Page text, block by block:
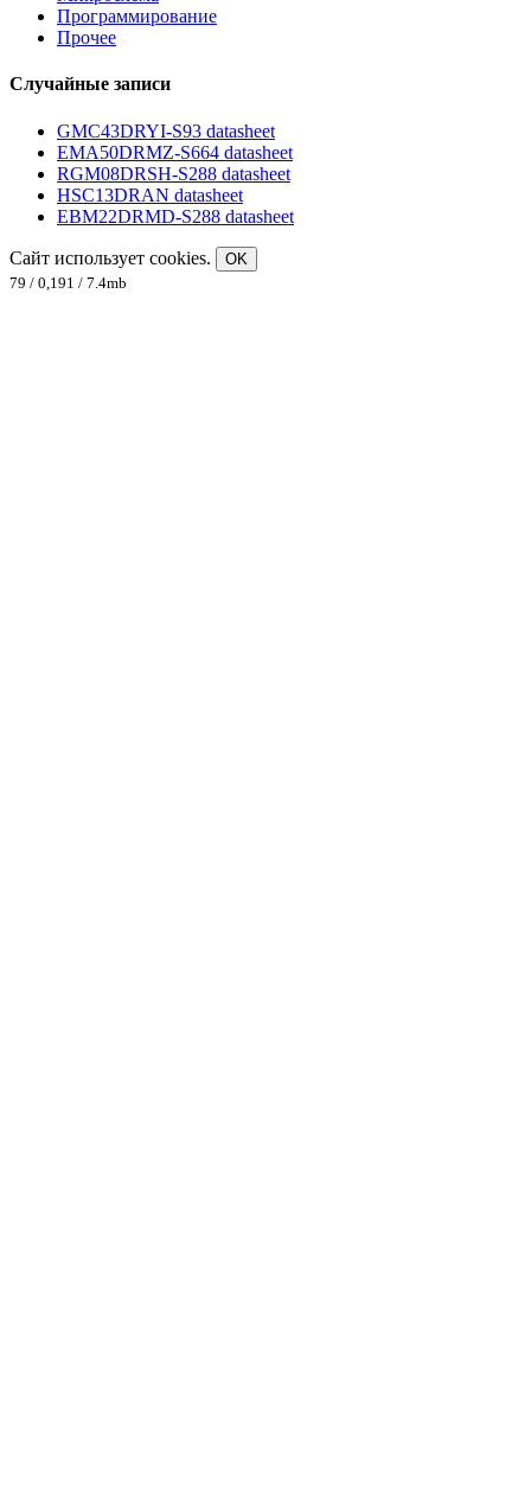
Программирование
Прочее
Случайные записи
GMC43DRYI-S93 datasheet
EMA50DRMZ-S664 datasheet
RGM08DRSH-S288 datasheet
HSC13DRAN datasheet
EBM22DRMD-S288 datasheet
Сайт использует cookies.
OK
79 / 0,191 / 7.4mb